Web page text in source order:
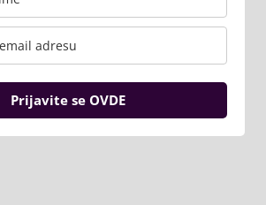
Prijavite se OVDE